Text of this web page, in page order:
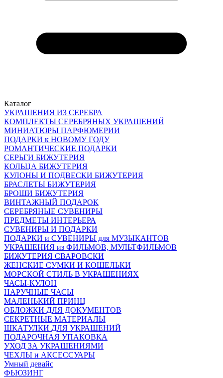
Каталог
УКРАШЕНИЯ ИЗ СЕРЕБРА
КОМПЛЕКТЫ СЕРЕБРЯНЫХ УКРАШЕНИЙ
МИНИАТЮРЫ ПАРФЮМЕРИИ
ПОДАРКИ к НОВОМУ ГОДУ
РОМАНТИЧЕСКИЕ ПОДАРКИ
СЕРЬГИ БИЖУТЕРИЯ
КОЛЬЦА БИЖУТЕРИЯ
КУЛОНЫ И ПОДВЕСКИ БИЖУТЕРИЯ
БРАСЛЕТЫ БИЖУТЕРИЯ
БРОШИ БИЖУТЕРИЯ
ВИНТАЖНЫЙ ПОДАРОК
СЕРЕБРЯНЫЕ СУВЕНИРЫ
ПРЕДМЕТЫ ИНТЕРЬЕРА
СУВЕНИРЫ И ПОДАРКИ
ПОДАРКИ и СУВЕНИРЫ для МУЗЫКАНТОВ
УКРАШЕНИЯ из ФИЛЬМОВ, МУЛЬТФИЛЬМОВ
БИЖУТЕРИЯ СВАРОВСКИ
ЖЕНСКИЕ СУМКИ И КОШЕЛЬКИ
МОРСКОЙ СТИЛЬ В УКРАШЕНИЯХ
ЧАСЫ-КУЛОН
НАРУЧНЫЕ ЧАСЫ
МАЛЕНЬКИЙ ПРИНЦ
ОБЛОЖКИ ДЛЯ ДОКУМЕНТОВ
СЕКРЕТНЫЕ МАТЕРИАЛЫ
ШКАТУЛКИ ДЛЯ УКРАШЕНИЙ
ПОДАРОЧНАЯ УПАКОВКА
УХОД ЗА УКРАШЕНИЯМИ
ЧEХЛЫ и АКСЕССУАРЫ
Умный девайс
ФЬЮЗИНГ